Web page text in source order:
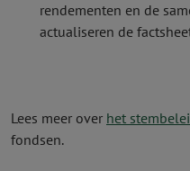
rendementen en de
actualiseren de
Lees meer over het
fondsen.